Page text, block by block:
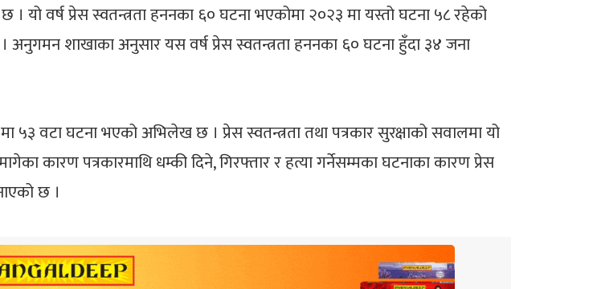
यो वर्ष प्रेस स्वतन्त्रता हननका ६० घटना भएकोमा २०२३ मा यस्तो घटना ५८ रहेको
शाखाका अनुसार यस वर्ष प्रेस स्वतन्त्रता हननका ६० घटना हुँदा ३४ जना
वटा घटना भएको अभिलेख छ । प्रेस स्वतन्त्रता तथा पत्रकार सुरक्षाको सवालमा यो
कारण पत्रकारमाथि धम्की दिने, गिरफ्तार र हत्या गर्नेसम्मका घटनाका कारण प्रेस
छ ।